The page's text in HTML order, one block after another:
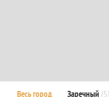
Весь город Заречный (5)